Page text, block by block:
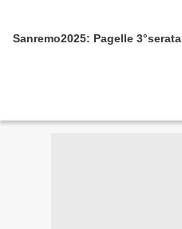
Sanremo2025: Pagelle 3°serata